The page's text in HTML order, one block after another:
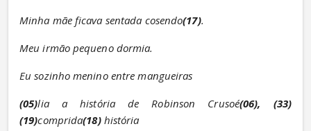
Minha mãe ficava sentada cosendo(17).
Meu irmão pequeno dormia.
Eu sozinho menino entre mangueiras
(05)lia a história de Robinson Crusoé(06), (33)
(19)comprida(18) história